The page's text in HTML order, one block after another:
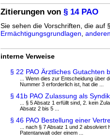
Zitierungen von § 14 PAO
Sie sehen die Vorschriften, die auf
Ermächtigungsgrundlagen
interne Verweise
§ 22 PAO Ärztliches Gutachten
... Wenn dies zur Entscheidung über
Nummer 3 erforderlich ist, hat die ...
§ 41b PAO Zulassung als
... § 5 Absatz 1 erfüllt sind, 2. kein
Absatz 2 bis 5 ...
§ 46 PAO Bestellung einer
... nach § 7 Absatz 1 und 2
Patentanwalt oder einem ...